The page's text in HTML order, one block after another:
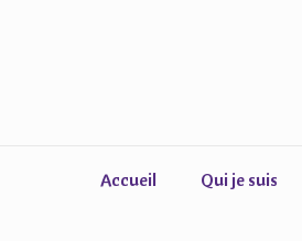
Accueil Qui je suis